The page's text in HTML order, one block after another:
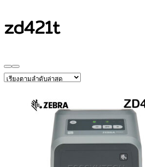
zd421t